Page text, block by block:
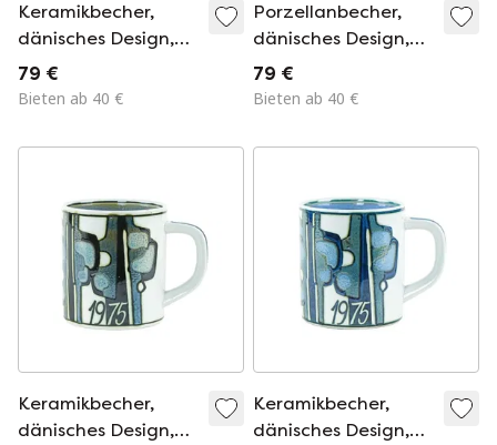
Keramikbecher,
dänisches Design,
1978, Designer: Bo
Kristiansen,
Copenhagen
79 €
Bieten ab 40 €
Porzellanbecher,
dänisches Design,
1975, Designer: Ivan
Weiss, Hersteller:
79 €
Bieten ab 40 €
Keramikbecher,
dänisches Design,
Keramikbecher,
dänisches Design,